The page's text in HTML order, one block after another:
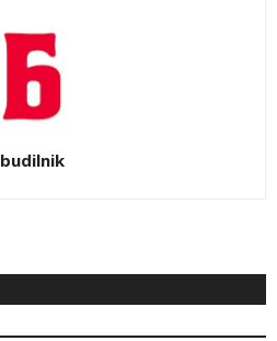
budilnik